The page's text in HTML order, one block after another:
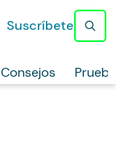
Consejos
Suscríbete